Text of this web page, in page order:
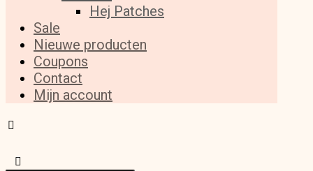
Hej Patches
Sale
Nieuwe producten
Coupons
Contact
Mijn account